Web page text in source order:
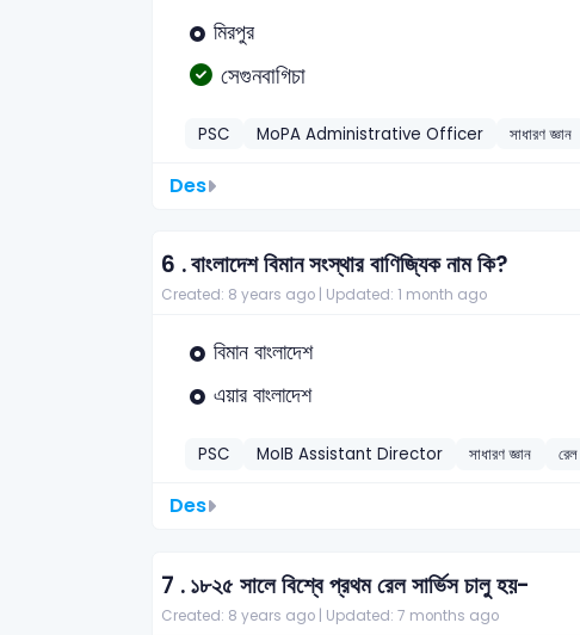
মিরপুর
সেগুনবাগিচা
PSC MoPA Administrative Officer সাধারণ জ্ঞান
Des
6 .বাংলাদেশ বিমান সংস্থার বাণিজ্যিক নাম কি?
Created: 8 years ago | Updated: 1 month ago
বিমান বাংলাদেশ
এয়ার বাংলাদেশ
PSC MoIB Assistant Director সাধারণ জ্ঞান
Des
7 .১৮২৫ সালে বিশ্বে প্রথম রেল সার্ভিস চালু হয়-
Created: 8 years ago | Updated: 7 months ago